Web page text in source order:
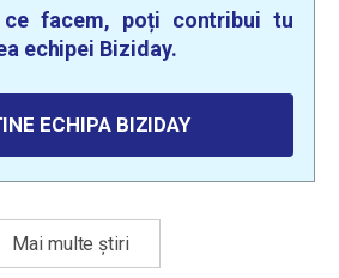
facem, poți contribui tu
echipei Biziday.
ECHIPA BIZIDAY
Mai multe știri